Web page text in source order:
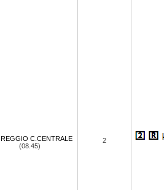
REGGIO C.CENTRALE
(08.45)
2